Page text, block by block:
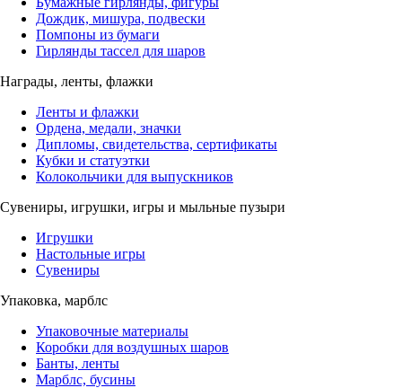
Дождик, мишура, подвески
Помпоны из бумаги
Гирлянды тассел для шаров
Награды, ленты, флажки
Ленты и флажки
Ордена, медали, значки
Дипломы, свидетельства, сертификаты
Кубки и статуэтки
Колокольчики для выпускников
Сувениры, игрушки, игры и мыльные пузыри
Игрушки
Настольные игры
Сувениры
Упаковка, марблс
Упаковочные материалы
Коробки для воздушных шаров
Банты, ленты
Марблс, бусины